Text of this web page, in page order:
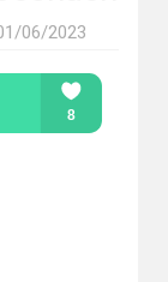
06/2023